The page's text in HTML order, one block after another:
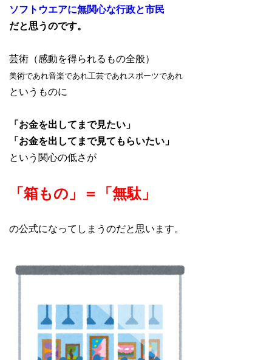
ソフトウエアに無関心な行政と市民
だと思うのです。
芸術（感動を得られるもの全般）
美術であれ音楽であれ工芸であれスポーツであれ
というものに
「お金を出してまで見たい」
「お金を出してまで見てもらいたい」
という関心の低さが
「箱もの」＝「無駄」
の公式になってしまうのだと思います。